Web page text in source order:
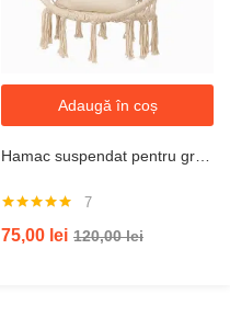
Adaugă în coș
5.00din 5
7
75,00 lei 120,00lei